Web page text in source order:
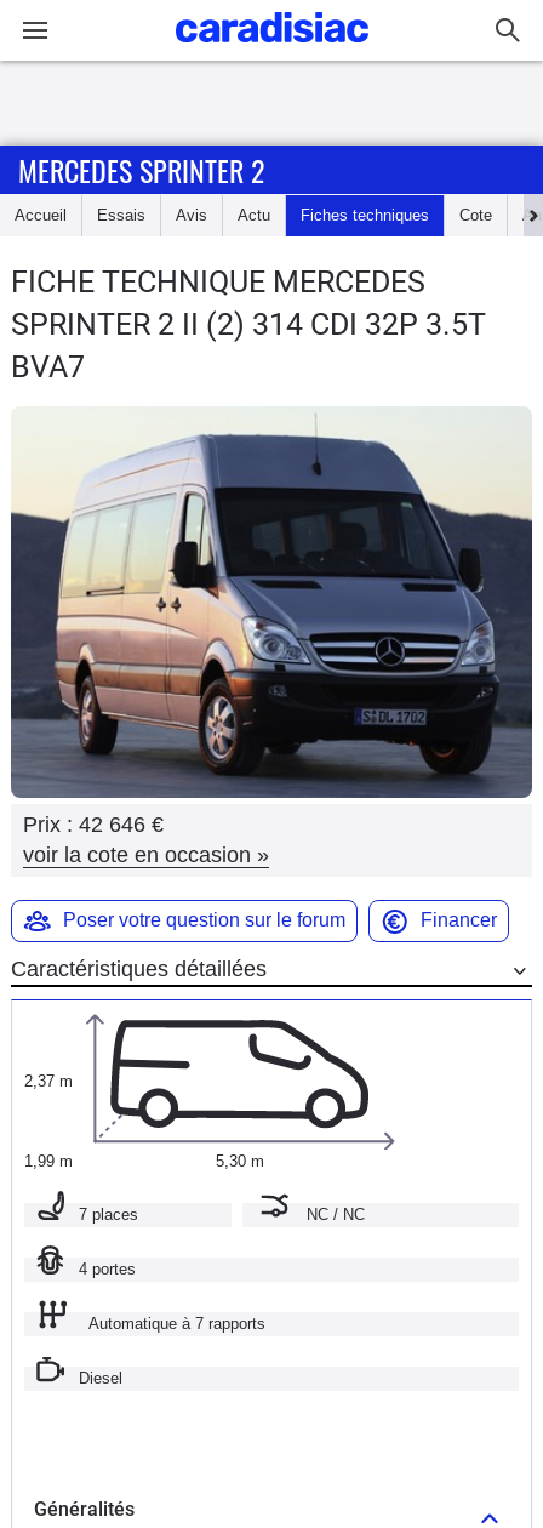
Accueil
Essais
Guide
d'achat
Utilitaires
Flottes
Auto
Services
Forum
Moto
Marques
MERCEDES SPRINTER 2
Accueil Essais Avis Actu Fiches techniques Cote
FICHE TECHNIQUE MERCEDES
SPRINTER 2 II (2) 314 CDI 32P 3.5T
BVA7
Prix : 42 646 €
voir la cote en occasion »
Poser votre question sur le forum Financer
Caractéristiques détaillées
2,37 m
1,99 m 5,30 m
7 places NC / NC
4 portes
Automatique à 7 rapports
Diesel
Généralités